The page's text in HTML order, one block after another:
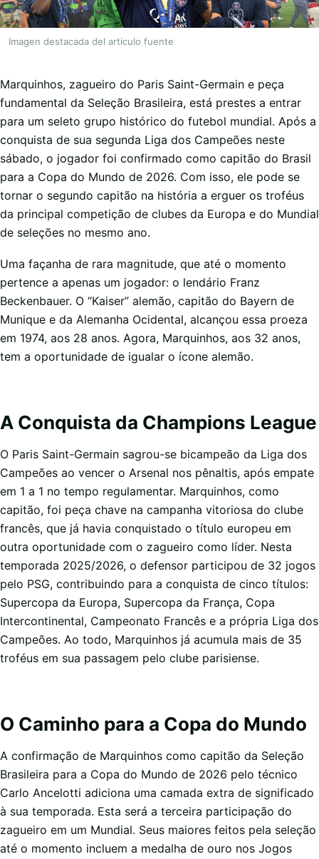
Imagen destacada del articulo fuente
Marquinhos, zagueiro do Paris Saint-Germain e peça
fundamental da Seleção Brasileira, está prestes a entrar
para um seleto grupo histórico do futebol mundial. Após a
conquista de sua segunda Liga dos Campeões neste
sábado, o jogador foi confirmado como capitão do Brasil
para a Copa do Mundo de 2026. Com isso, ele pode se
tornar o segundo capitão na história a erguer os troféus
da principal competição de clubes da Europa e do Mundial
de seleções no mesmo ano.
Uma façanha de rara magnitude, que até o momento
pertence a apenas um jogador: o lendário Franz
Beckenbauer. O “Kaiser” alemão, capitão do Bayern de
Munique e da Alemanha Ocidental, alcançou essa proeza
em 1974, aos 28 anos. Agora, Marquinhos, aos 32 anos,
tem a oportunidade de igualar o ícone alemão.
A Conquista da Champions League
O Paris Saint-Germain sagrou-se bicampeão da Liga dos
Campeões ao vencer o Arsenal nos pênaltis, após empate
em 1 a 1 no tempo regulamentar. Marquinhos, como
capitão, foi peça chave na campanha vitoriosa do clube
francês, que já havia conquistado o título europeu em
outra oportunidade com o zagueiro como líder. Nesta
temporada 2025/2026, o defensor participou de 32 jogos
pelo PSG, contribuindo para a conquista de cinco títulos:
Supercopa da Europa, Supercopa da França, Copa
Intercontinental, Campeonato Francês e a própria Liga dos
Campeões. Ao todo, Marquinhos já acumula mais de 35
troféus em sua passagem pelo clube parisiense.
O Caminho para a Copa do Mundo
A confirmação de Marquinhos como capitão da Seleção
Brasileira para a Copa do Mundo de 2026 pelo técnico
Carlo Ancelotti adiciona uma camada extra de significado
à sua temporada. Esta será a terceira participação do
zagueiro em um Mundial. Seus maiores feitos pela seleção
até o momento incluem a medalha de ouro nos Jogos